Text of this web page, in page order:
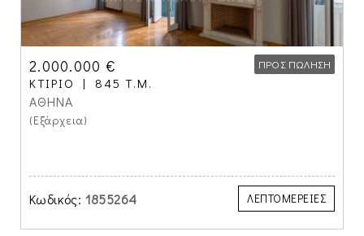
2.000.000 € ΠΡΟΣ ΠΏΛΗΣΗ
ΚΤΊΡΙΟ 845 Τ.Μ.
ΑΘΗΝΑ
(Εξάρχεια)
Κωδικός: 1855264 ΛΕΠΤΟΜΕΡΕΙΕΣ